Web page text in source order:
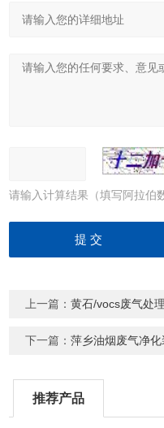
请输入计算结果（填写阿拉伯
上一篇：黄石/vocs废气处
下一篇：萍乡油烟废气净
推荐产品